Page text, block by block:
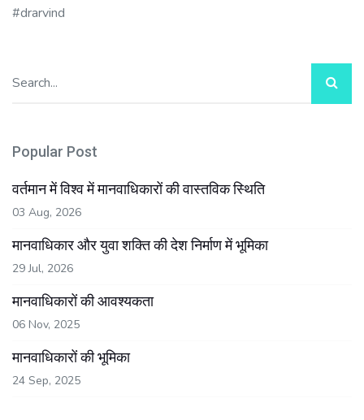
#drarvind
Popular Post
वर्तमान में विश्व में मानवाधिकारों की वास्तविक स्थिति
03 Aug, 2026
मानवाधिकार और युवा शक्ति की देश निर्माण में भूमिका
29 Jul, 2026
मानवाधिकारों की आवश्यकता
06 Nov, 2025
मानवाधिकारों की भूमिका
24 Sep, 2025